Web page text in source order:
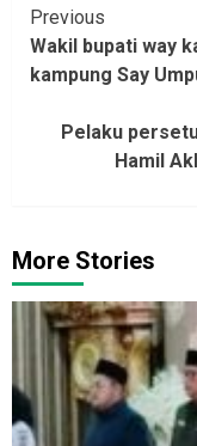
Continue
Reading
Previous
Wakil bupati way
kampung Say
Pelaku
Hamil
More Stories